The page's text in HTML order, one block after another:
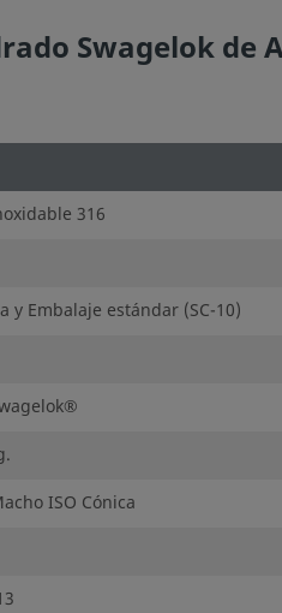
Swagelok de
316
y Embalaje estándar (SC-10)
ISO Cónica